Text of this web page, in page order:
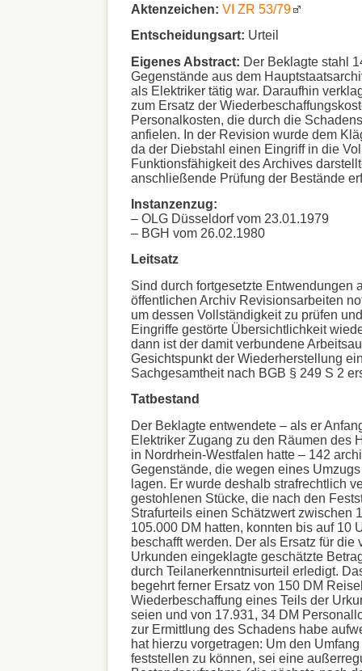
Aktenzeichen: VI ZR 53/79
Entscheidungsart: Urteil
Eigenes Abstract: Der Beklagte stahl
Gegenstände aus dem
als Elektriker tätig war. Daraufhin
zum Ersatz der
Personalkosten, die durch die
anfielen. In der Revision wurde dem
da der Diebstahl einen Eingriff in die
Funktionsfähigkeit des Archives
anschließende Prüfung der Bestände
Instanzenzug:
– OLG Düsseldorf vom 23.01.1979
– BGH vom 26.02.1980
Leitsatz
Sind durch fortgesetzte Entwendungen
öffentlichen Archiv Revisionsarbeiten
um dessen Vollständigkeit zu prüfen
Eingriffe gestörte Übersichtlichkeit
dann ist der damit verbundene
Gesichtspunkt der Wiederherstellung
Sachgesamtheit nach BGB § 249 S 2
Tatbestand
Der Beklagte entwendete – als er
Elektriker Zugang zu den Räumen des
in Nordrhein-Westfalen hatte – 142
Gegenstände, die wegen eines
lagen. Er wurde deshalb strafrechtlich
gestohlenen Stücke, die nach den
Strafurteils einen Schätzwert zwischen
105.000 DM hatten, konnten bis auf 10
beschafft werden. Der als Ersatz für die
Urkunden eingeklagte geschätzte
durch Teilanerkenntnisurteil erledigt.
begehrt ferner Ersatz von 150 DM
Wiederbeschaffung eines Teils der
seien und von 17.931, 34 DM
zur Ermittlung des Schadens habe
hat hierzu vorgetragen: Um den
feststellen zu können, sei eine